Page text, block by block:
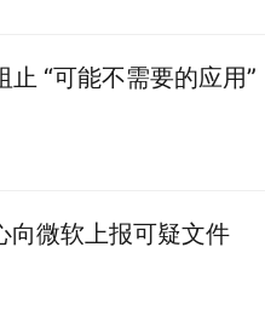
“可能不需要的应用”
微软上报可疑文件